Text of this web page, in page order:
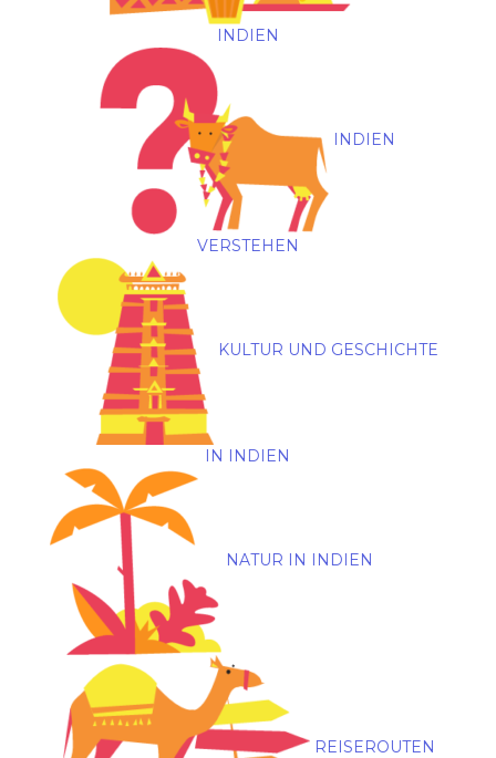
INDIEN
INDIEN
VERSTEHEN
KULTUR UND GESCHICHTE
IN INDIEN
NATUR IN INDIEN
REISEROUTEN